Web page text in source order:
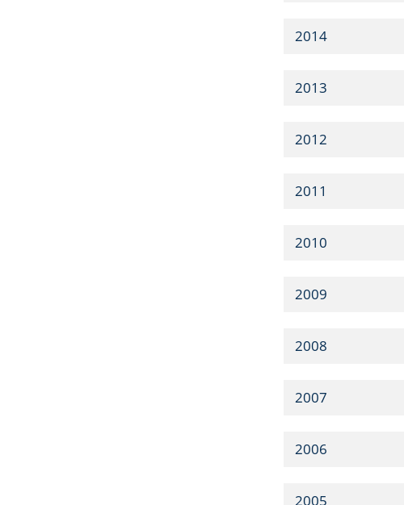
2014
2013
2012
2011
2010
2009
2008
2007
2006
2005